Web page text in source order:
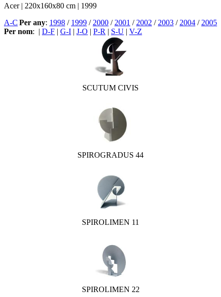
Acer | 220x160x80 cm | 1999
Per any: 1998 / 1999 / 2000 / 2001 / 2002 / 2003 / 2004 / 2005
Per nom:
A-C
| D-F | G-I | J-O | P-R | S-U | V-Z
SCUTUM CIVIS
SPIROGRADUS 44
SPIROLIMEN 11
SPIROLIMEN 22